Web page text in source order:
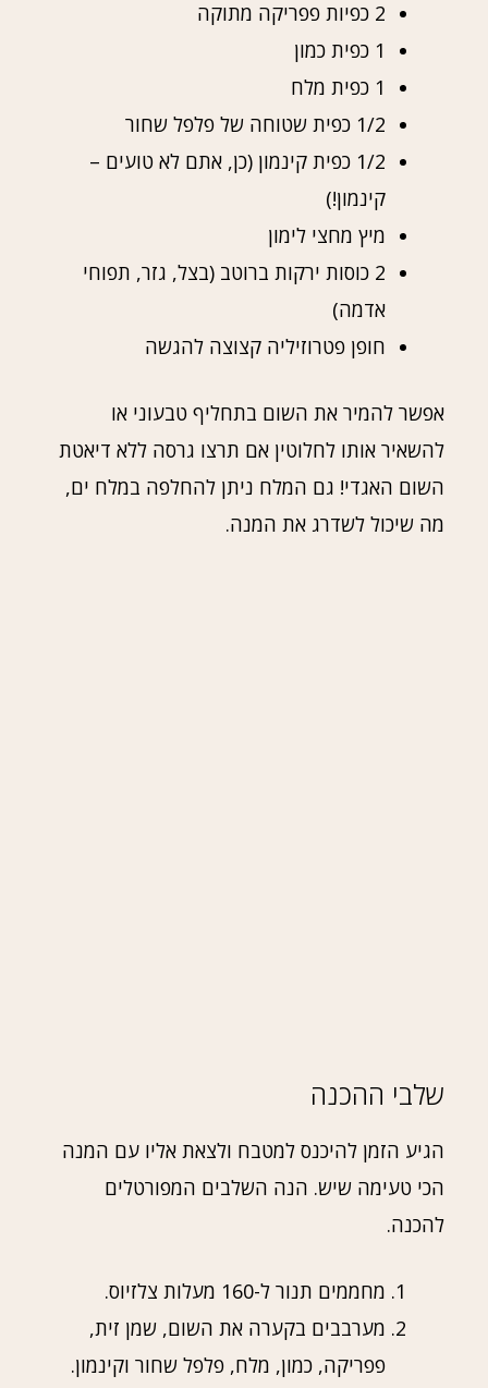
2 כפיות פפריקה מתוקה
1 כפית כמון
1 כפית מלח
1/2 כפית שטוחה של פלפל שחור
1/2 כפית קינמון (כן, אתם לא טועים –
קינמון!)
מיץ מחצי לימון
2 כוסות ירקות ברוטב (בצל, גזר, תפוחי
אדמה)
חופן פטרוזיליה קצוצה להגשה
אפשר להמיר את השום בתחליף טבעוני או
להשאיר אותו לחלוטין אם תרצו גרסה ללא דיאטת
השום האגדי! גם המלח ניתן להחלפה במלח ים,
מה שיכול לשדרג את המנה.
שלבי ההכנה
הגיע הזמן להיכנס למטבח ולצאת אליו עם המנה
הכי טעימה שיש. הנה השלבים המפורטלים
להכנה.
מחממים תנור ל-160 מעלות צלזיוס.
מערבבים בקערה את השום, שמן זית,
פפריקה, כמון, מלח, פלפל שחור וקינמון.